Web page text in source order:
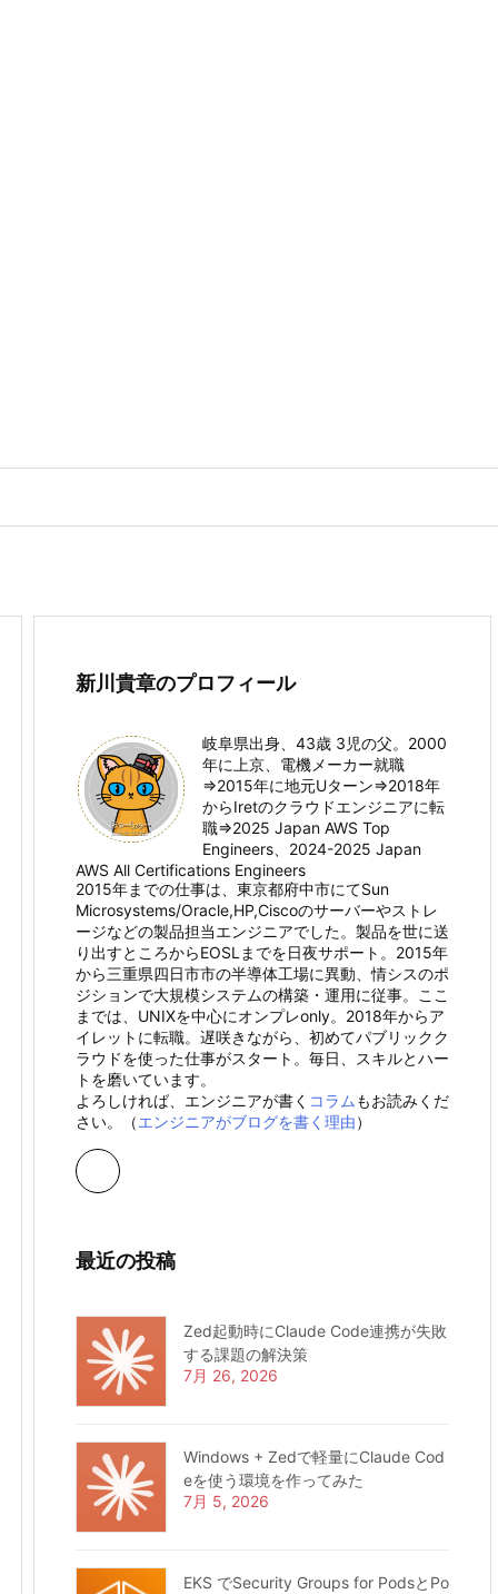
新川貴章のプロフィール
岐阜県出身、43歳 3児の父。2000
年に上京、電機メーカー就職
⇒2015年に地元Uターン⇒2018年
からIretのクラウドエンジニアに転
職⇒2025 Japan AWS Top
Engineers、2024-2025 Japan
AWS All Certifications Engineers
2015年までの仕事は、東京都府中市にてSun
Microsystems/Oracle,HP,Ciscoのサーバーやストレ
ージなどの製品担当エンジニアでした。製品を世に送
り出すところからEOSLまでを日夜サポート。2015年
から三重県四日市市の半導体工場に異動、情シスのポ
ジションで大規模システムの構築・運用に従事。ここ
までは、UNIXを中心にオンプレonly。2018年からア
イレットに転職。遅咲きながら、初めてパブリックク
ラウドを使った仕事がスタート。毎日、スキルとハー
トを磨いています。
よろしければ、エンジニアが書く コラム もお読みくだ
さい。（エンジニアがブログを書く理由）
最近の投稿
Zed起動時にClaude Code連携が失敗
する課題の解決策
7月 26, 2026
Windows + Zedで軽量にClaude Cod
eを使う環境を作ってみた
7月 5, 2026
EKS でSecurity Groups for PodsとPo